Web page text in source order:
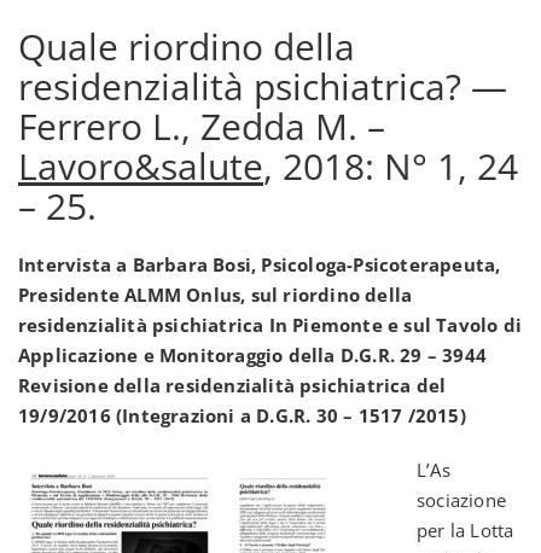
Quale riordino della
residenzialità psichiatrica? —
Ferrero L., Zedda M. –
Lavoro&salute, 2018: N° 1, 24
– 25.
Intervista a Barbara Bosi, Psicologa-Psicoterapeuta,
Presidente ALMM Onlus, sul riordino della
residenzialità psichiatrica In Piemonte e sul Tavolo di
Applicazione e Monitoraggio della D.G.R. 29 – 3944
Revisione della residenzialità psichiatrica del
19/9/2016 (Integrazioni a D.G.R. 30 – 1517 /2015)
L’As
sociazione
per la Lotta